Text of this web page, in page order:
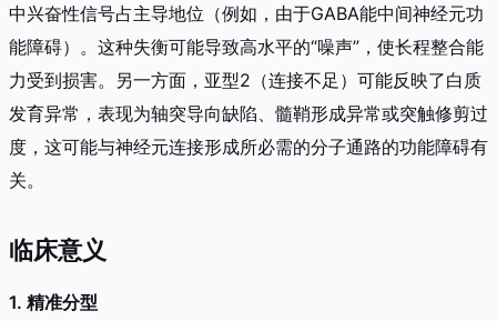
中兴奋性信号占主导地位（例如，由于GABA能中间神经元功
能障碍）。这种失衡可能导致高水平的“噪声”，使长程整合能
力受到损害。另一方面，亚型2（连接不足）可能反映了白质
发育异常，表现为轴突导向缺陷、髓鞘形成异常或突触修剪过
度，这可能与神经元连接形成所必需的分子通路的功能障碍有
关。
临床意义
1. 精准分型